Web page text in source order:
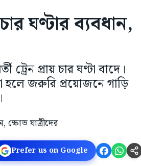
ঘণ্টার ব্যবধান,
প্রায় চার ঘণ্টা বাদে।
হলে জরুরি প্রয়োজনে গাড়ি
Prefer us on Google